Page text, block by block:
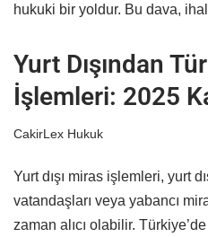
hukuki bir yoldur. Bu dava,
Yurt Dışından
İşlemleri: 2025
CakirLex Hukuk
Yurt dışı miras işlemleri, yurt
vatandaşları veya yabancı
zaman alıcı olabilir.